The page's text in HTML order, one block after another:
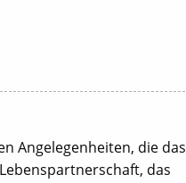
Angelegenheiten, die das
das